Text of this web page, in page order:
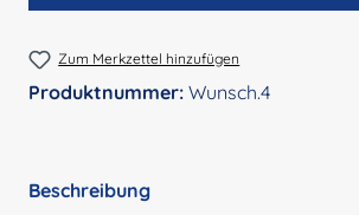
Zum Merkzettel hinzufügen
Produktnummer: Wunsch.4
Beschreibung